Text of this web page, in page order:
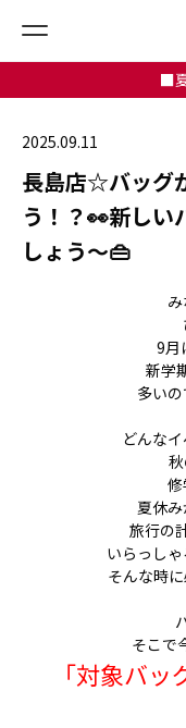
■
2025.09.11
長島店☆バッグ
う！？👀新しい
しょう～👜
9月
新学
多い
どんな
夏休
旅行の
いらっし
そんな時
そこで
「対象バ